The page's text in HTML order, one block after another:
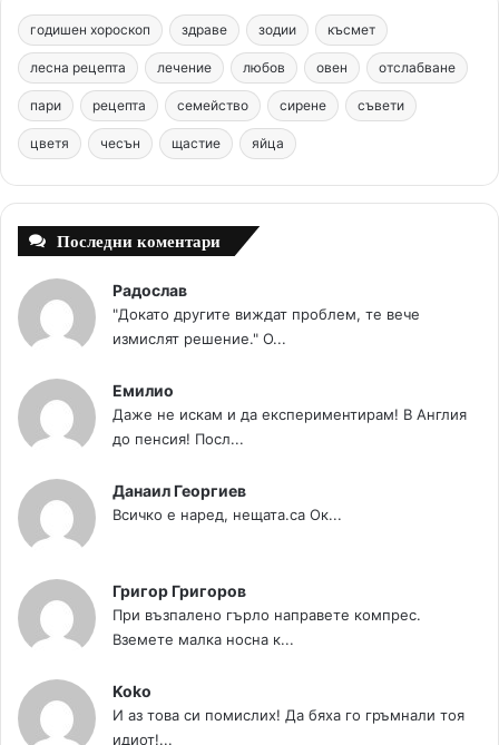
b
o
o
k
e
r
e
s
t
u
b
e
a
g
r
m
m
годишен хороскоп здраве зодии късмет
лесна рецепта лечение любов овен отслабване
пари рецепта семейство сирене съвети
цветя чесън щастие яйца
Последни коментари
Радослав
"Докато другите виждат проблем, те вече
измислят решение." О...
Емилио
Даже не искам и да експериментирам! В Англия
до пенсия! Посл...
Данаил Георгиев
Всичко е наред, нещата.са Ок...
Григор Григоров
При възпалено гърло направете компрес.
Вземете малка носна к...
Koko
И аз това си помислих! Да бяха го гръмнали тоя
идиот!...